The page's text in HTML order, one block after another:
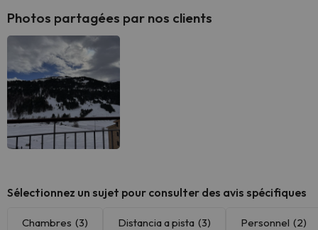
Photos partagées par nos clients
Sélectionnez un sujet pour consulter des avis spécifiques
Chambres (3) Distancia a pista (3) Personnel (2)